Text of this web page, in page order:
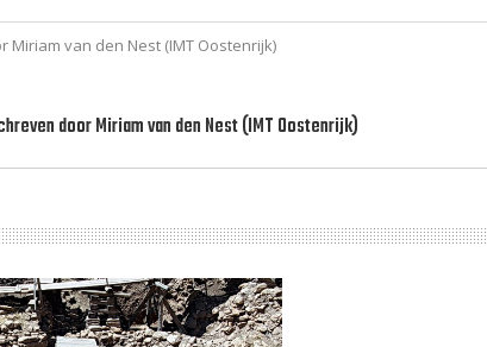
Miriam van den Nest (IMT Oostenrijk)
doorMiriam van den Nest (IMT Oostenrijk)